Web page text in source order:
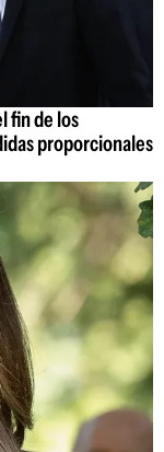
fin de los
proporcionales